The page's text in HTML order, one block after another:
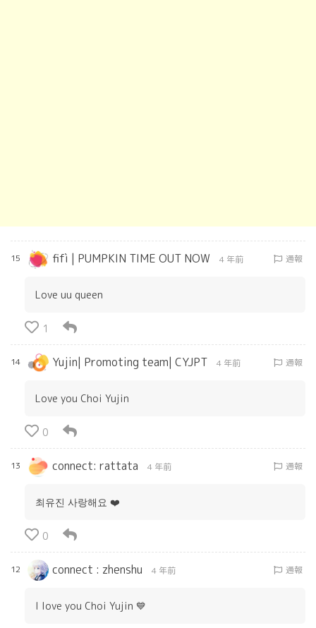
15 fifì | PUMPKIN TIME OUT NOW 4 年前 通報
Love uu queen
1
14 Yujin| Promoting team| CYJPT 4 年前 通報
Love you Choi Yujin
0
13 connect: rattata 4 年前 通報
최유진 사랑해요 ❤️
0
12 connect : zhenshu 4 年前 通報
I love you Choi Yujin 💙